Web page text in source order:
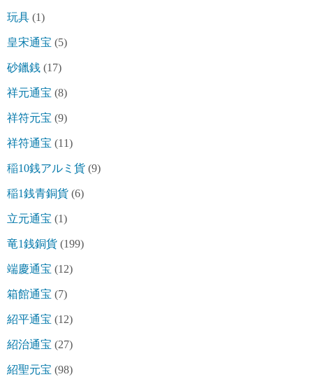
玩具 (1)
皇宋通宝 (5)
砂鑞銭 (17)
祥元通宝 (8)
祥符元宝 (9)
祥符通宝 (11)
稲10銭アルミ貨 (9)
稲1銭青銅貨 (6)
立元通宝 (1)
竜1銭銅貨 (199)
端慶通宝 (12)
箱館通宝 (7)
紹平通宝 (12)
紹治通宝 (27)
紹聖元宝 (98)